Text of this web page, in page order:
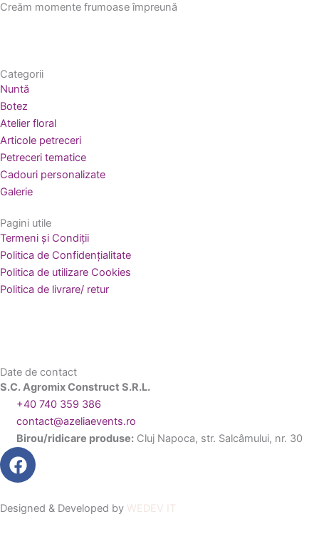
Creăm momente frumoase împreună
Categorii
Nuntă
Botez
Atelier floral
Articole petreceri
Petreceri tematice
Cadouri personalizate
Galerie
Pagini utile
Termeni și Condiții
Politica de Confidențialitate
Politica de utilizare Cookies
Politica de livrare/ retur
Date de contact
S.C. Agromix Construct S.R.L.
+40 740 359 386
contact@azeliaevents.ro
Birou/ridicare produse: Cluj Napoca, str. Salcâmului, nr. 30
F
a
e
Designed & Developed by WEDEV IT